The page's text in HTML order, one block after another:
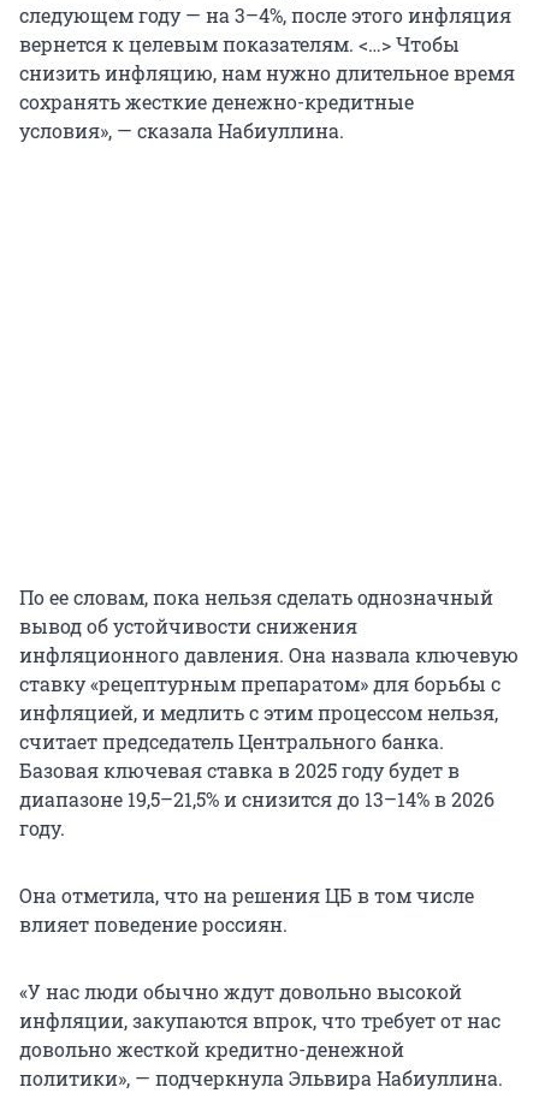
следующем году — на 3–4%, после этого инфляция
вернется к целевым показателям. <…> Чтобы
снизить инфляцию, нам нужно длительное время
сохранять жесткие денежно-кредитные
условия», — сказала Набиуллина.
По ее словам, пока нельзя сделать однозначный
вывод об устойчивости снижения
инфляционного давления. Она назвала ключевую
ставку «рецептурным препаратом» для борьбы с
инфляцией, и медлить с этим процессом нельзя,
считает председатель Центрального банка.
Базовая ключевая ставка в 2025 году будет в
диапазоне 19,5–21,5% и снизится до 13–14% в 2026
году.
Она отметила, что на решения ЦБ в том числе
влияет поведение россиян.
«У нас люди обычно ждут довольно высокой
инфляции, закупаются впрок, что требует от нас
довольно жесткой кредитно-денежной
политики», — подчеркнула Эльвира Набиуллина.